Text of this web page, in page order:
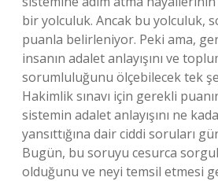
bir yolculuk. Ancak bu yolculuk,
puanla belirleniyor. Peki ama,
insanın adalet anlayışını ve
sorumluluğunu ölçebilecek tek
Hakimlik sınavı için gerekli
sistemin adalet anlayışını ne
yansıttığına dair ciddi soruları
Bugün, bu soruyu cesurca
olduğunu ve neyi temsil etmesi